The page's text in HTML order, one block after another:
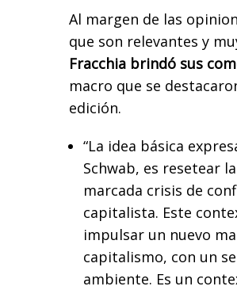
Al margen de las
que son relevantes y
Fracchia brindó sus
macro que se
edición.
“La idea básica
Schwab, es resetear
marcada crisis de
capitalista. Este
impulsar un nuevo
capitalismo, con un
ambiente. Es un